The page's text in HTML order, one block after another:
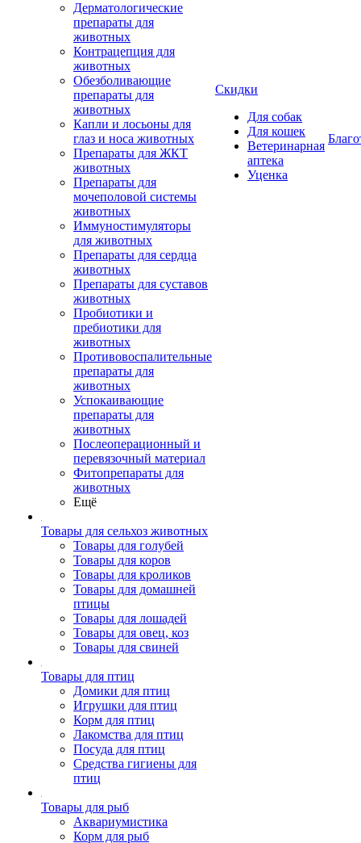
Дерматологические
препараты для
животных
Контрацепция для
животных
Обезболивающие
препараты для
животных
Капли и лосьоны для
глаз и носа животных
Препараты для ЖКТ
животных
Препараты для
мочеполовой системы
животных
Иммуностимуляторы
для животных
Препараты для сердца
животных
Препараты для суставов
животных
Пробиотики и
пребиотики для
животных
Противовоспалительные
препараты для
животных
Успокаивающие
препараты для
животных
Послеоперационный и
перевязочный материал
Фитопрепараты для
животных
Ещё
Товары для сельхоз животных
Товары для голубей
Товары для коров
Товары для кроликов
Товары для домашней
птицы
Товары для лошадей
Товары для овец, коз
Товары для свиней
Товары для птиц
Домики для птиц
Игрушки для птиц
Корм для птиц
Лакомства для птиц
Посуда для птиц
Средства гигиены для
птиц
Товары для рыб
Аквариумистика
Корм для рыб
Скидки
Для собак
Для кошек
Ветеринарная
аптека
Уценка